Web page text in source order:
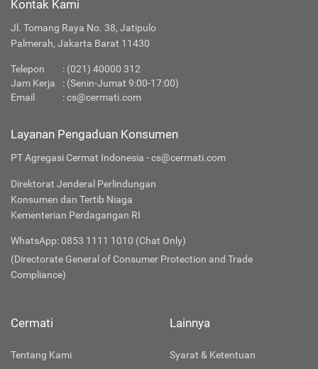
Kontak Kami
Jl. Tomang Raya No. 38, Jatipulo
Palmerah, Jakarta Barat 11430
Telepon : (021) 40000 312
Jam Kerja
: (Senin-Jumat 9:00-17:00)
Email
:cs@cermati.com
Layanan Pengaduan Konsumen
PT Agregasi Cermat Indonesia - cs@cermati.com
Direktorat Jenderal Perlindungan
Konsumen dan Tertib Niaga
Kementerian Perdagangan RI
WhatsApp: 0853 1111 1010 (Chat Only)
(Directorate General of Consumer Protection and Trade
Compliance)
Cermati
Tentang Kami
Lainnya
Syarat & Ketentuan